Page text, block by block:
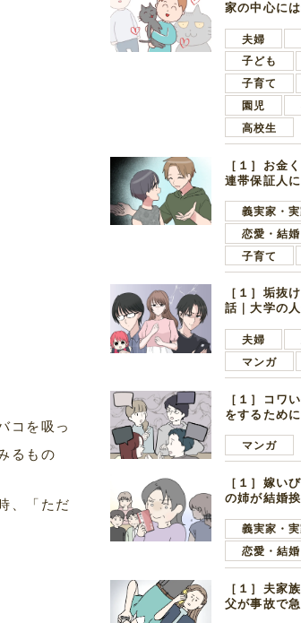
コを吸っ
るもの
、「ただ
家の中心に
夫婦
子ども
子育て
園児
高校生
［１］お金
連帯保証人
言ってきた
義実家・
恋愛・結婚
子育て
［１］垢抜
話｜大学の
子学生
夫婦
マンガ
［１］コワ
をするため
好きの男の子
マンガ
［１］嫁い
の姉が結婚
義実家・
恋愛・結婚
［１］夫家
父が事故で